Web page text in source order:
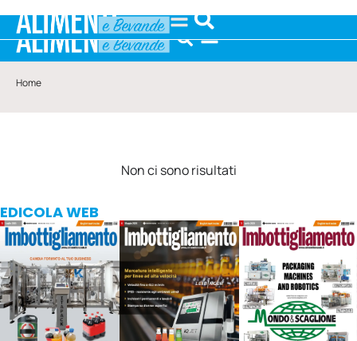
Home
Non ci sono risultati
EDICOLA WEB